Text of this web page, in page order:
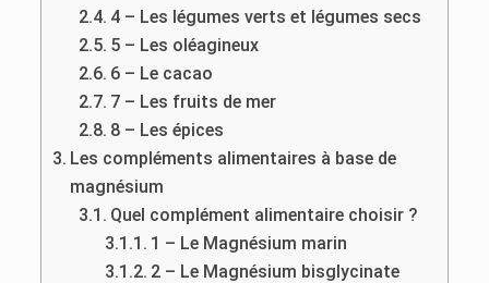
4 – Les légumes verts et légumes secs
5 – Les oléagineux
6 – Le cacao
7 – Les fruits de mer
8 – Les épices
Les compléments alimentaires à base de
magnésium
Quel complément alimentaire choisir ?
1 – Le Magnésium marin
2 – Le Magnésium bisglycinate